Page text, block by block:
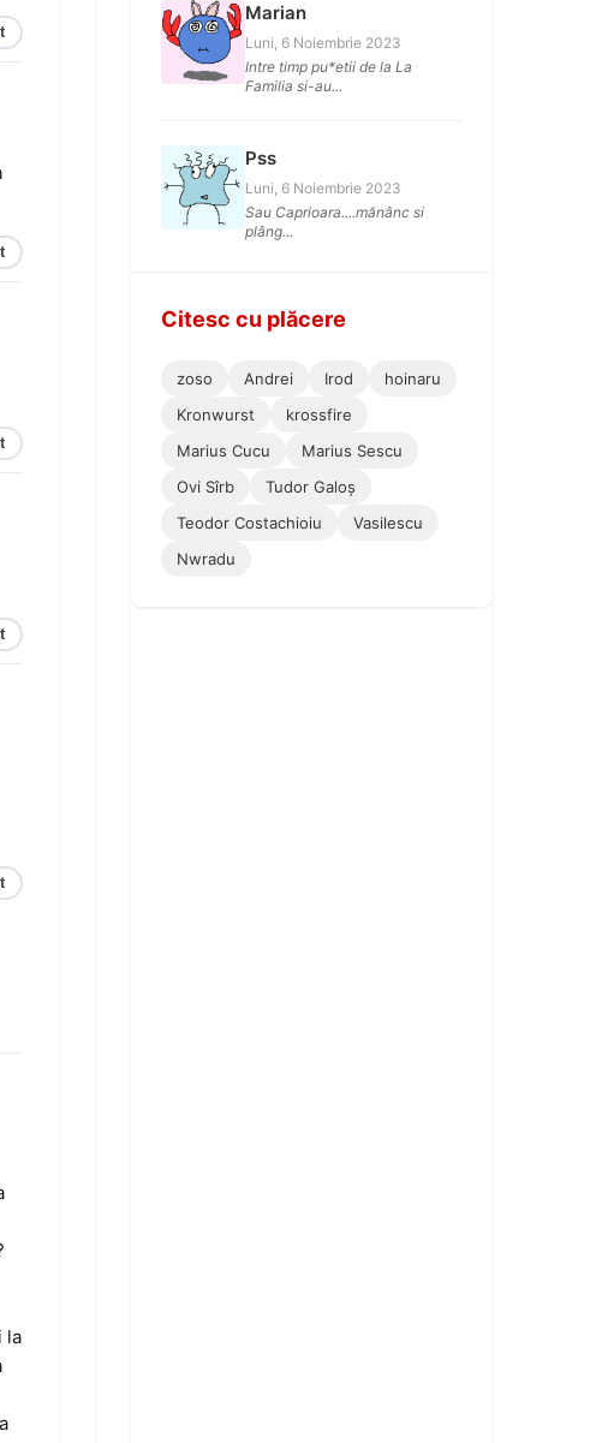
la
Marian
Luni, 6 Noiembrie 2023
Intre timp pu*etii de la La
Familia si-au...
Pss
Luni, 6 Noiembrie 2023
Sau Caprioara....mănânc si
plâng...
Citesc cu plăcere
zoso Andrei Irod
hoinaru
Kronwurst
krossfire
Marius Cucu
Marius Sescu
Ovi Sîrb
Tudor Galoș
Teodor Costachioiu
Vasilescu
Nwradu